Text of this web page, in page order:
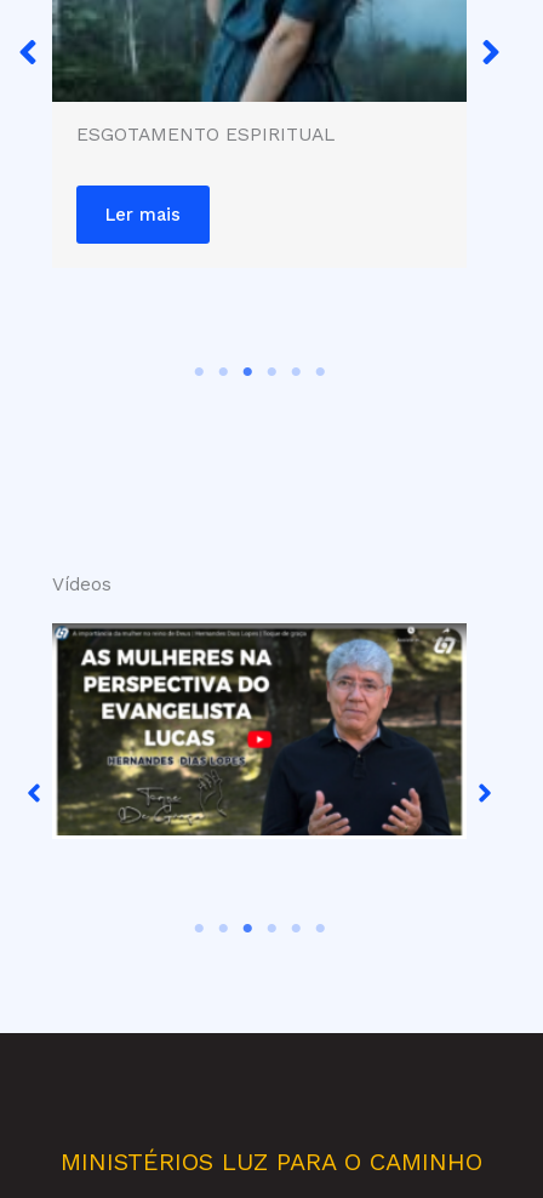
ESGOTAMENTO ESPIRITUAL
Ler mais
Vídeos
MINISTÉRIOS LUZ PARA O CAMINHO